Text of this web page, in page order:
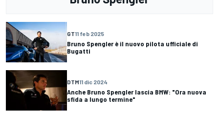
GT11 feb 2025
Bruno Spengler è il nuovo pilota ufficiale di
Bugatti
DTM11 dic 2024
Anche Bruno Spengler lascia BMW: "Ora nuova
sfida a lungo termine"